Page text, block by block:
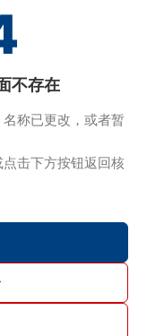
不存在
称已更改，或者暂
击下方按钮返回核